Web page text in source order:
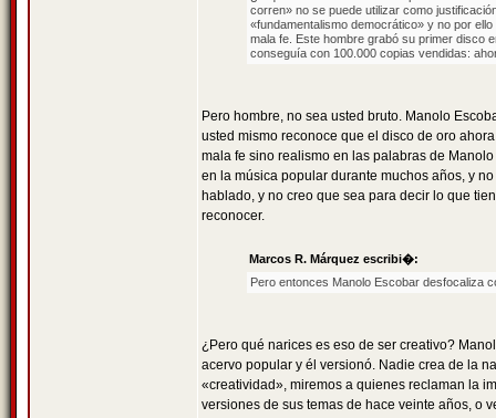
corren» no se puede utilizar como
«fundamentalismo democrático» y no por
mala fe. Este hombre grabó su primer disco
conseguía con 100.000 copias vendidas:
Pero hombre, no sea usted bruto. Manolo
usted mismo reconoce que el disco de oro
mala fe sino realismo en las palabras de
en la música popular durante muchos años, y
hablado, y no creo que sea para decir lo que
reconocer.
Marcos R. Márquez escribi�:
Pero entonces Manolo Escobar desfocaliza
¿Pero qué narices es eso de ser creativo?
acervo popular y él versionó. Nadie crea de la
«creatividad», miremos a quienes reclaman la
versiones de sus temas de hace veinte años, o